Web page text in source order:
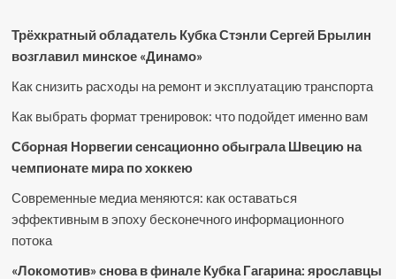
Трёхкратный обладатель Кубка Стэнли Сергей Брылин
возглавил минское «Динамо»
Как снизить расходы на ремонт и эксплуатацию транспорта
Как выбрать формат тренировок: что подойдет именно вам
Сборная Норвегии сенсационно обыграла Швецию на
чемпионате мира по хоккею
Современные медиа меняются: как оставаться
эффективным в эпоху бесконечного информационного
потока
«Локомотив» снова в финале Кубка Гагарина: ярославцы